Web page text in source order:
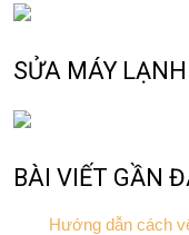
SỬA MÁY LẠNH
BÀI VIẾT GẦN
Hướng dẫn cách